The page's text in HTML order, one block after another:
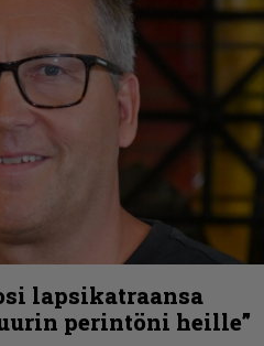
lapsikatraansa
perintöni heille”